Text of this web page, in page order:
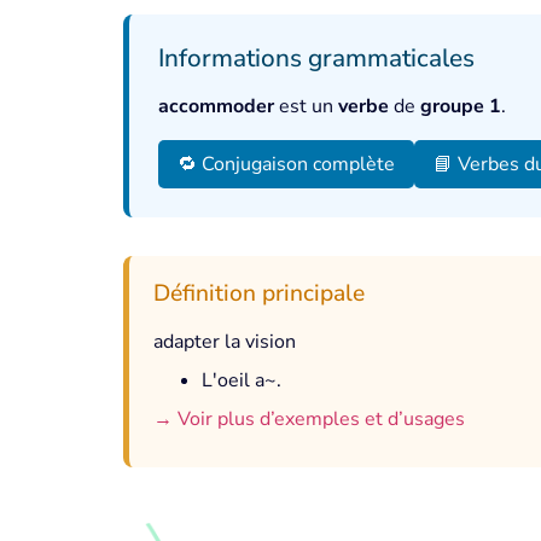
Informations grammaticales
accommoderest un verbe de groupe 1.
🔁 Conjugaison complète 📘 Verbes
Définition principale
adapter la vision
L'oeil a~.
→ Voir plus d’exemples et d’usages